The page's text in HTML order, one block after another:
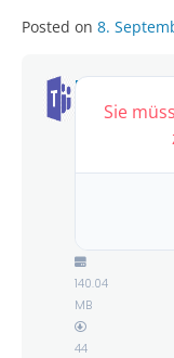
Posted on 8.
Microsoft
Teams
Wide
140.04
MB
44
Sie